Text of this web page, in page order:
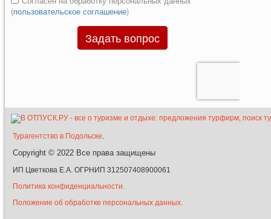
Турагентство в Подольске.
Copyright © 2022 Все права защищены
ИП Цветкова Е.А. ОГРНИП 312507408900061
Политика конфиденциальности.
Положение об обработке персональных данных.